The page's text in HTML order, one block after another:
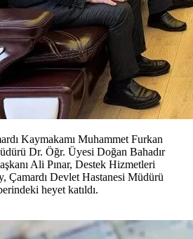
Kaymakamı Muhammet Furkan
Dr. Öğr. Üyesi Doğan Bahadır
Ali Pınar, Destek Hizmetleri
Çamardı Devlet Hastanesi Müdürü
heyet katıldı.